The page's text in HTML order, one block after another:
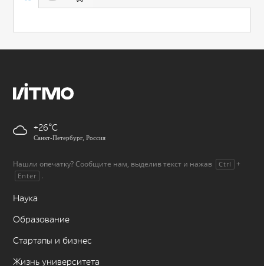
+26
Санкт-Петербург, Россия
Нашли опечатку? Сообщите нам, выделив текст и нажав Ctrl +
Enter .
Наука
Образование
Стартапы и бизнес
Жизнь университета